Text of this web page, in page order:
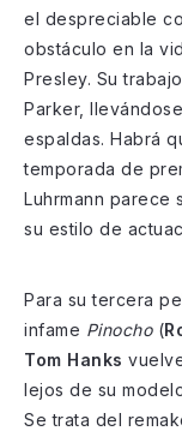
el despreciable
obstáculo en la
Presley. Su
Parker,
espaldas. Habrá
temporada de
Luhrmann parece
su estilo de
Para su tercera
infame Pinocho (
Tom Hanks
lejos de su
Se trata del